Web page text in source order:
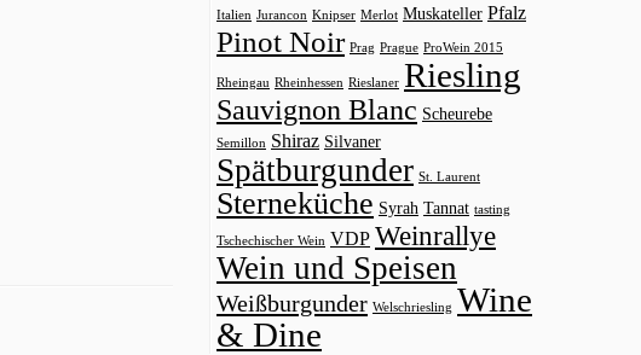
Italien Jurancon Knipser Merlot Muskateller Pfalz
Pinot Noir Prag Prague ProWein 2015
Rheingau Rheinhessen Rieslaner Riesling
Sauvignon Blanc Scheurebe
Semillon Shiraz Silvaner
Spätburgunder St. Laurent
Sterneküche Syrah Tannat tasting
Tschechischer Wein VDP Weinrallye
Wein und Speisen
Weißburgunder Welschriesling Wine
& Dine